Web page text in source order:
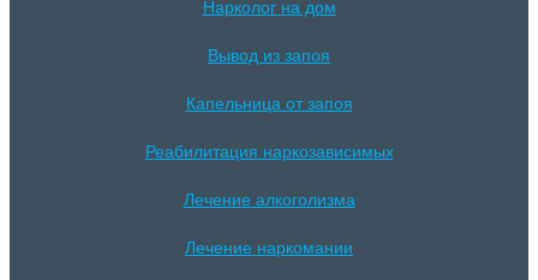
Нарколог на дом
Вывод из запоя
Капельница от запоя
Реабилитация наркозависимых
Лечение алкоголизма
Лечение наркомании